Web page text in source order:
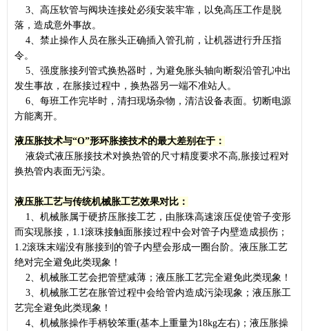
3、高压软管与阀块连接处必须安装牢靠，以免高压工作是脱
落，造成意外事故。
4、禁止操作人员在胀头正确插入管孔前，让机器进行升压指
令。
5、强度胀接列管式换热器时，为避免胀头轴向断裂沿管孔冲出
发生事故，在胀接过程中，换热器另一端不准站人。
6、每班工作完毕时，清扫现场杂物，清洁设备表面。切断电源
方能离开。
液压胀技术与“O”形环胀接技术的最大差别在于：
液袋式液压胀接技术对换热管的尺寸精度要求不高,胀接过程对
换热管内表面无污染。
液压胀工艺与传统机械胀工艺效果对比：
1、机械胀属于硬挤压胀接工艺，由胀珠高速滚压促使管子变形
而实现胀接，1.1滚珠接触面胀接过程中会对管子内壁造成损伤；
1.2滚珠末端没有胀接到的管子内壁会形成一圈台阶。液压胀工艺
绝对完全避免此类现象！
2、机械胀工艺会把管壁减薄；液压胀工艺完全避免此类现象！
3、机械胀工艺在胀管过程中会给管内造成污染现象；液压胀工
艺完全避免此类现象！
4、机械胀操作手柄较笨重(基本上重量为18kg左右)；液压胀操